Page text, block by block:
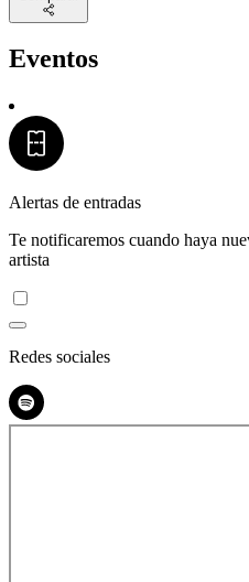
Eventos
Alertas de entradas
Te notificaremos cuando haya
artista
Redes sociales